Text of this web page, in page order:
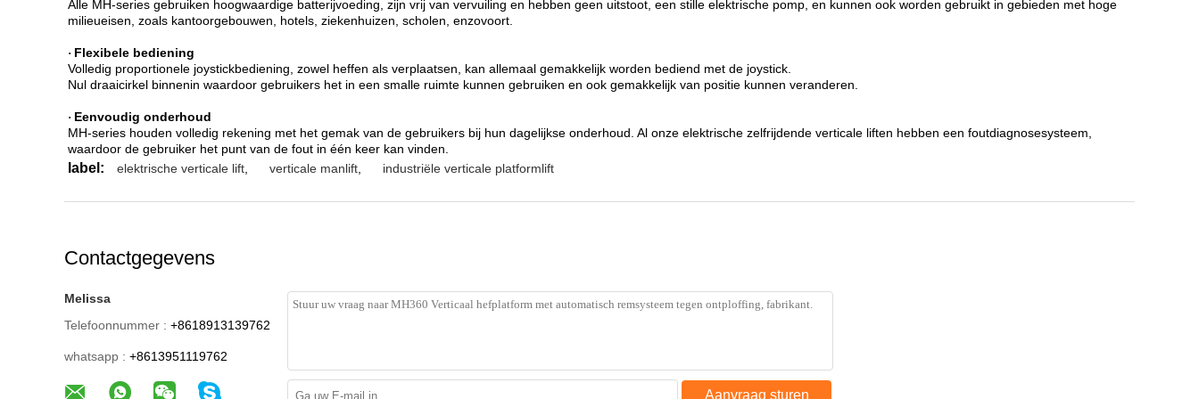
Alle MH-series gebruiken hoogwaardige batterijvoeding, zijn vrij van vervuiling en hebben geen uitstoot, een stille elektrische pomp, en kunnen ook worden gebruikt in gebieden met hoge
milieueisen, zoals kantoorgebouwen, hotels, ziekenhuizen, scholen, enzovoort.
· Flexibele bediening
Volledig proportionele joystickbediening, zowel heffen als verplaatsen, kan allemaal gemakkelijk worden bediend met de joystick.
Nul draaicirkel binnenin waardoor gebruikers het in een smalle ruimte kunnen gebruiken en ook gemakkelijk van positie kunnen veranderen.
· Eenvoudig onderhoud
MH-series houden volledig rekening met het gemak van de gebruikers bij hun dagelijkse onderhoud. Al onze elektrische zelfrijdende verticale liften hebben een foutdiagnosesysteem,
waardoor de gebruiker het punt van de fout in één keer kan vinden.
label: elektrische verticale lift verticale manlift industriële verticale platformlift
Contactgegevens
Melissa
Telefoonnummer : +8618913139762
whatsapp : +8613951119762
Aanvraag sturen